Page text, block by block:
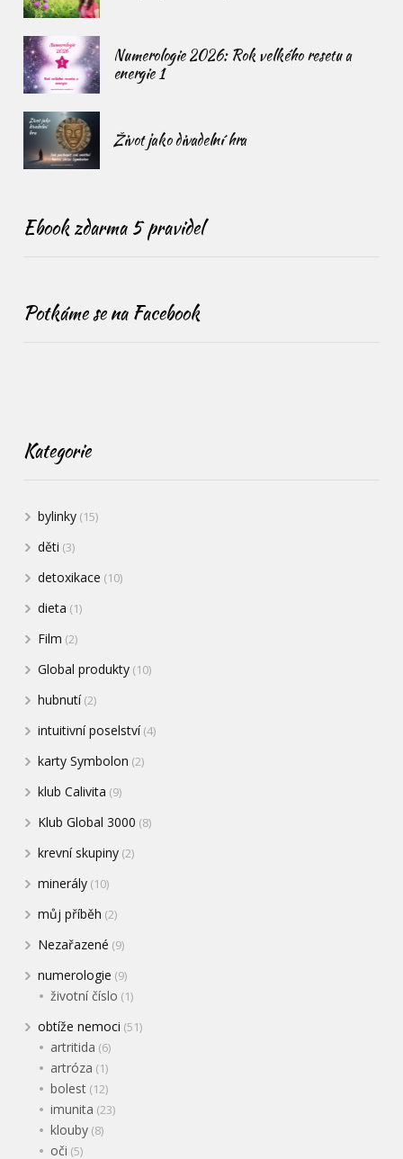
Numerologie 2026: Rok velkého resetu a
energie 1
Život jako divadelní hra
Ebook zdarma 5 pravidel
Potkáme se na Facebook
Kategorie
bylinky (15)
děti (3)
detoxikace (10)
dieta (1)
Film (2)
Global produkty (10)
hubnutí(2)
intuitivní poselství(4)
karty Symbolon (2)
klub Calivita (9)
Klub Global 3000 (8)
krevní skupiny (2)
minerály (10)
můj příběh (2)
Nezařazené (9)
numerologie (9)
životní číslo (1)
obtíže nemoci (51)
artritida (6)
artróza (1)
bolest (12)
imunita (23)
klouby (8)
oči (5)